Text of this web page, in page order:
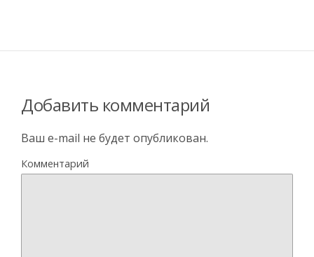
Добавить комментарий
Ваш e-mail не будет опубликован.
Комментарий